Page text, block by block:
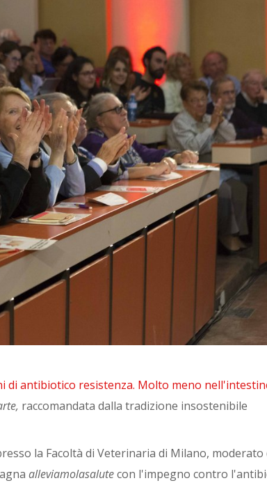
antibiotico resistenza. Molto meno
raccomandata dalla tradizione insostenibile
la Facoltà di Veterinaria di Milano, moderato
alleviamolasalutecon l'impegno contro